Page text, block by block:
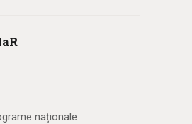
naționale